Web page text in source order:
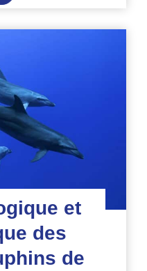
des
requins
du
Sud
et
des
de